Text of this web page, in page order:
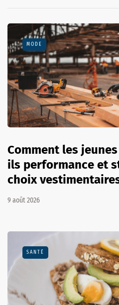
MODE
Comment les
ils performance et
choix
9 août 2026
SANTÉ